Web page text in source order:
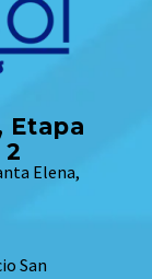
Etapa
Elena,
San